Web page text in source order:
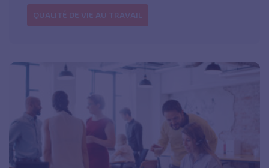
QUALITÉ DE VIE AU TRAVAIL